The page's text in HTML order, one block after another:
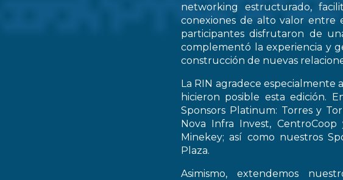
networking estructurado,
conexiones de alto valor entre
participantes disfrutaron de
complementó la experiencia y
construcción de nuevas
La RIN agradece especialmente
hicieron posible esta edición.
Sponsors Platinum: Torres y
Nova Infra Invest,
Minekey; así como nuestros
Plaza.
Asimismo, extendemos